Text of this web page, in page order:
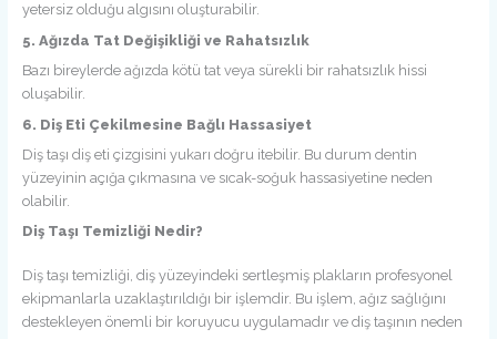
yetersiz olduğu algısını oluşturabilir.
5. Ağızda Tat Değişikliği ve Rahatsızlık
Bazı bireylerde ağızda kötü tat veya sürekli bir rahatsızlık hissi
oluşabilir.
6. Diş Eti Çekilmesine Bağlı Hassasiyet
Diş taşı diş eti çizgisini yukarı doğru itebilir. Bu durum dentin
yüzeyinin açığa çıkmasına ve sıcak-soğuk hassasiyetine neden
olabilir.
Diş Taşı Temizliği Nedir?
Diş taşı temizliği, diş yüzeyindeki sertleşmiş plakların profesyonel
ekipmanlarla uzaklaştırıldığı bir işlemdir. Bu işlem, ağız sağlığını
destekleyen önemli bir koruyucu uygulamadır ve diş taşının neden